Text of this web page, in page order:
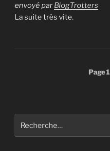
envoyé par BlogTrotters
La suite très vite.
Page1